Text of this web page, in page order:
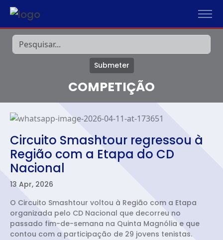
Submeter
COMPETIÇÃO
Circuito Smashtour regressou à
Região com a Etapa do CD
Nacional
13 Apr, 2026
O Circuito Smashtour voltou à Região com a Etapa
organizada pelo CD Nacional que decorreu no
passado fim-de-semana na Quinta Magnólia e que
contou com a participação de 29 jovens tenistas.